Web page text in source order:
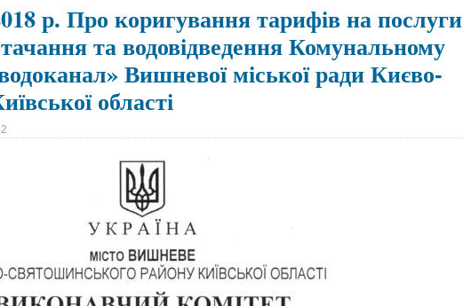
р. Про коригування тарифів на послуги
та водовідведення Комунальному
Вишневої міської ради Києво-
області